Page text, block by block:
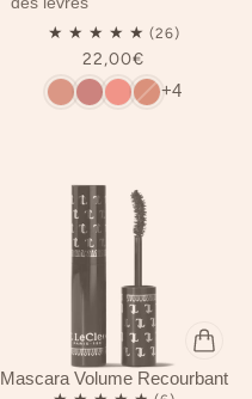
22,00€
+4
Mascara Volume Recourbant